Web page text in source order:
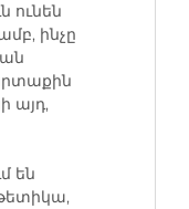
ունեն
ինչը
այդ,
են